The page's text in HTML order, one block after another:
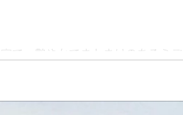
で、艶やかでまとまりのあるミデ
美容室で、あなたも素敵なミディ